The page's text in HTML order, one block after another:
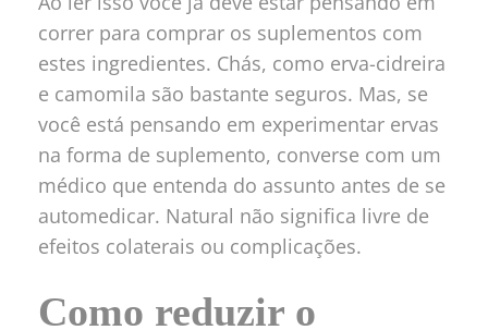
correr para comprar os suplementos com
estes ingredientes. Chás, como erva-cidreira
e camomila são bastante seguros. Mas, se
você está pensando em experimentar ervas
na forma de suplemento, converse com um
médico que entenda do assunto antes de se
automedicar. Natural não significa livre de
efeitos colaterais ou complicações.
Como reduzir o